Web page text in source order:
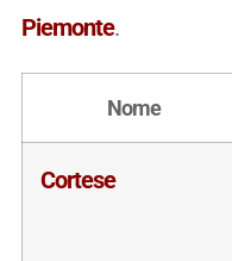
Piemonte.
Nome
Cortese